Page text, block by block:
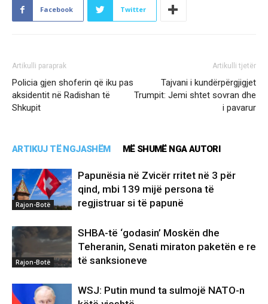
Facebook Twitter
Artikulli paraprak
Policia gjen shoferin që iku pas
aksidentit në Radishan të
Shkupit
Artikulli tjetër
Tajvani i kundërpërgjigjet
Trumpit: Jemi shtet sovran dhe
i pavarur
ARTIKUJ TË NGJASHËM MË SHUMË NGA AUTORI
Rajon-Botë
Papunësia në Zvicër rritet në 3 për
qind, mbi 139 mijë persona të
regjistruar si të papunë
Rajon-Botë
SHBA-të ‘godasin’ Moskën dhe
Teheranin, Senati miraton paketën e re
të sanksioneve
WSJ: Putin mund ta sulmojë NATO-n